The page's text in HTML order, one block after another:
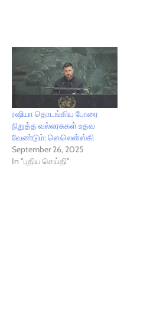
ரஷியா தொடங்கிய போரை
நிறுத்த வல்லரசுகள் உதவ
வேண்டும்: ஸெலென்ஸ்கி
September 26, 2025
In "புதிய செய்தி"